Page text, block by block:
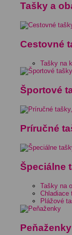
Tašky a
Cestovné
Tašky na
Športové
Príručné
Špeciálne
Tašky na
Chladiace
Plážové
Peňaženky